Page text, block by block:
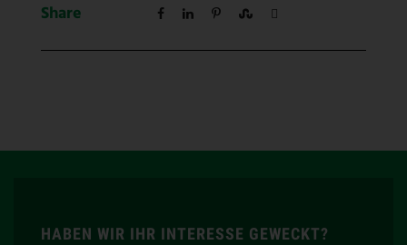
Share
HABEN WIR IHR INTERESSE GEWECKT?